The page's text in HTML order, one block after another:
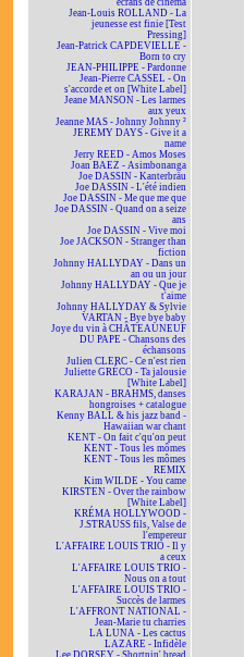
écrans de cinéma
Jean-Louis ROLLAND - La
jeunesse est finie [Test
Pressing]
Jean-Patrick CAPDEVIELLE -
Born to cry
JEAN-PHILIPPE - Pardonne
Jean-Pierre CASSEL - On
s'accorde et on [White Label]
Jeane MANSON - Les larmes
aux yeux
Jeanne MAS - Johnny Johnny ²
JEREMY DAYS - Give it a
name
Jerry REED - Amos Moses
Joan BAEZ - Asimbonanga
Joe DASSIN - Kanterbräu
Joe DASSIN - L'été indien
Joe DASSIN - Me que me que
Joe DASSIN - Quand on a seize
ans
Joe DASSIN - Vive moi
Joe JACKSON - Stranger than
fiction
Johnny HALLYDAY - Dans un
an ou un jour
Johnny HALLYDAY - Que je
t'aime
Johnny HALLYDAY & Sylvie
VARTAN - Bye bye baby
Joye du vin à CHÂTEAUNEUF
DU PAPE - Chansons des
échansons
Julien CLERC - Ce n'est rien
Juliette GRÉCO - Ta jalousie
[White Label]
KARAJAN - BRAHMS, danses
hongroises + catalogue
Kenny BALL & his jazz band -
Hawaiian war chant
KENT - On fait c'qu'on peut
KENT - Tous les mômes
KENT - Tous les mômes
REMIX
Kim WILDE - You came
KIRSTEN - Over the rainbow
[White Label]
KRÉMA HOLLYWOOD -
J.STRAUSS fils, Valse de
l'empereur
L'AFFAIRE LOUIS TRIO - Il y
a ceux
L'AFFAIRE LOUIS TRIO -
Nous on a tout
L'AFFAIRE LOUIS TRIO -
Succès de larmes
L'AFFRONT NATIONAL -
Jean-Marie tu charries
LA LUNA - Les cactus
LAZARE - Infidèle
Lee DORSEY - Shortnin' bread